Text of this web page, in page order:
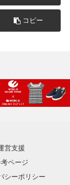
コピー
営支援
ページ
シーポリシー